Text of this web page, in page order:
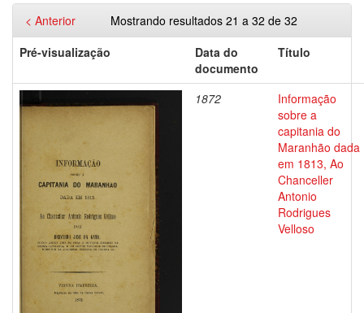
Mostrando resultados 21 a 32 de 32
< Anterior
Pré-visualização
Data do
documento
Título
1872
Informação
sobre a
capitania do
Maranhão dada
em 1813, Ao
Chanceller
Antonio
Rodrigues
Velloso